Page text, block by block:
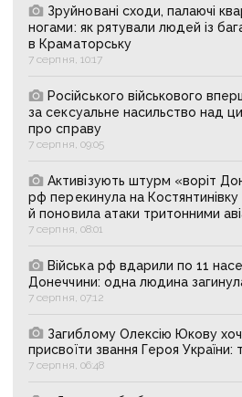
Зруйновані сходи, палаючі
ногами: як рятували людей із
в Краматорську
7 серпня, 10:17
Російського військового
за сексуальне насильство над
про справу
7 серпня, 09:05
Активізують штурм «воріт
рф перекинула на Костянтинівку
й поновила атаки тритонними
7 серпня, 08:01
Війська рф вдарили по 11
Донеччини: одна людина
7 серпня, 07:12
Загиблому Олексію Юкову
присвоїти звання Героя України:
7 серпня, 06:48